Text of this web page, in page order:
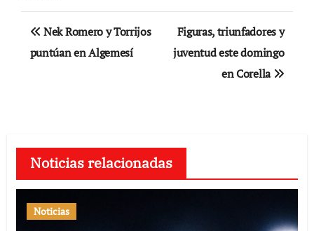
Navegación
de
Nek Romero y Torrijos
puntúan en Algemesí
Figuras, triunfadores y
juventud este domingo
en Corella
Noticias relacionadas
Noticias